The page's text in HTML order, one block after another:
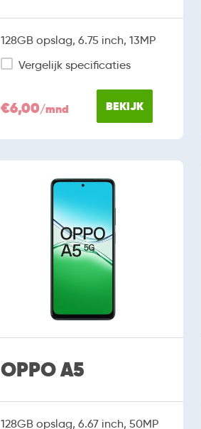
128GB opslag, 6.75 inch, 13MP
Vergelijk specificaties
€6,00/mnd BEKIJK
OPPO A5
128GB opslag, 6.67 inch, 50MP